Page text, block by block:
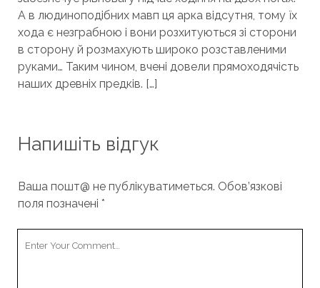
А в людиноподібних мавп ця арка відсутня, тому їх
хода є незграбною і вони розхитуються зі сторони
в сторону й розмахують широко розставленими
руками… Таким чином, вчені довели прямоходячість
наших древніх предків. […]
Напишіть відгук
Ваша пошт@ не публікуватиметься. Обов’язкові
поля позначені *